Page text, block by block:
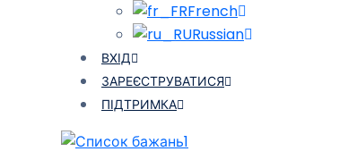
French
Russian
ВХІД
ЗАРЕЄСТРУВАТИСЯ
ПІДТРИМКА
1